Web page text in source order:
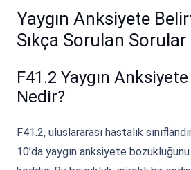
Yaygın Anksiyete
Sıkça Sorulan Sorular
F41.2 Yaygın
Nedir?
F41.2, uluslararası hastalık
10’da yaygın anksiyete